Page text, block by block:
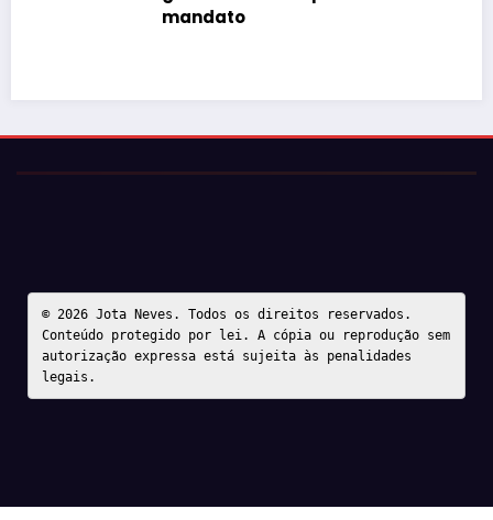
© 2026 Jota Neves. Todos os direitos reservados.
Conteúdo protegido por lei. A cópia ou reprodução sem
autorização expressa está sujeita às penalidades
legais.